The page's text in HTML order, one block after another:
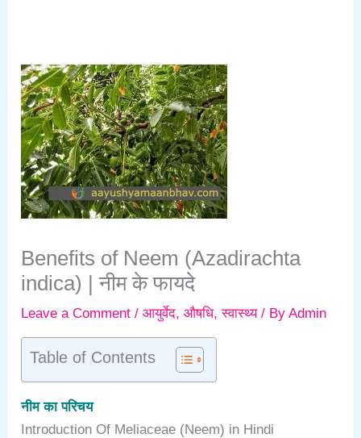
Benefits of Neem (Azadirachta
indica) | नीम के फायदे
Leave a Comment /आयुर्वेद,औषधि,स्वास्थ्य/ ByAdmin
Table of Contents
नीम का परिचय
Introduction Of Meliaceae (Neem) in Hindi